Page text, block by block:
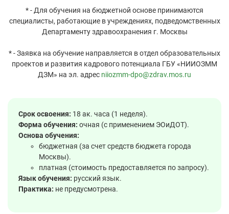
* - Для обучения на бюджетной основе принимаются
специалисты, работающие в учреждениях, подведомственных
Департаменту здравоохранения г. Москвы
* - Заявка на обучение направляется в отдел образовательных
проектов и развития кадрового потенциала ГБУ «НИИОЗММ
ДЗМ» на эл. адрес niiozmm-dpo@zdrav.mos.ru
Срок освоения: 18 ак. часа (1 неделя).
Форма обучения: очная (с применением ЭОиДОТ).
Основа обучения:
бюджетная (за счет средств бюджета города
Москвы).
платная (стоимость предоставляется по запросу).
Язык обучения: русский язык.
Практика: не предусмотрена.